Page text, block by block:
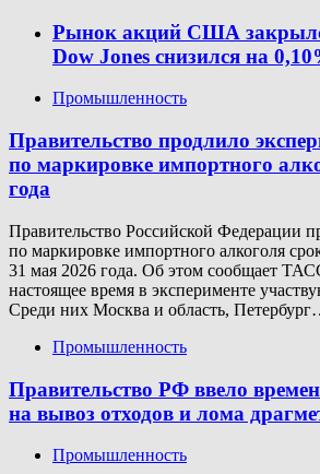
Рынок акций США
Dow Jones снизился на
Промышленность
Правительство продлило
по маркировке импортного
года
Правительство Российской Федерации
по маркировке импортного алкоголя
31 мая 2026 года. Об этом сообщает
настоящее время в эксперименте
Среди них Москва и область,
Промышленность
Правительство РФ ввело
на вывоз отходов и лома
Промышленность